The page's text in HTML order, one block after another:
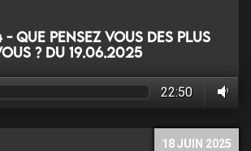
- Que pensez vous des plus
? du 19.06.2025
22:50
18 JUIN 2025